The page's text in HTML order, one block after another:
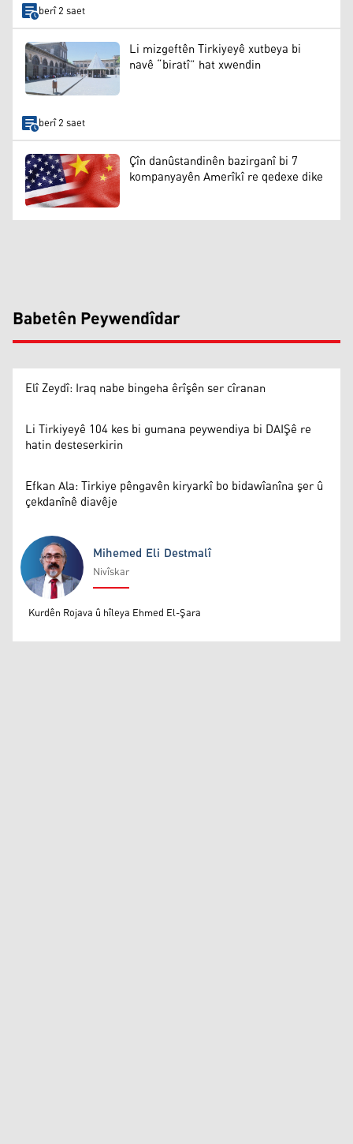
berî 2 saet
Li mizgeftên Tirkiyeyê xutbeya bi
navê “biratî” hat xwendin
berî 2 saet
Çîn danûstandinên bazirganî bi 7
kompanyayên Amerîkî re qedexe dike
Babetên Peywendîdar
Elî Zeydî: Iraq nabe bingeha êrîşên ser cîranan
Li Tirkiyeyê 104 kes bi gumana peywendiya bi DAIŞê re
hatin desteserkirin
Efkan Ala: Tirkiye pêngavên kiryarkî bo bidawîanîna şer û
çekdanînê diavêje
Mihemed Eli Destmalî
Mihemed Eli Destmalî
Nivîskar
Kurdên Rojava û hîleya Ehmed El-Şara